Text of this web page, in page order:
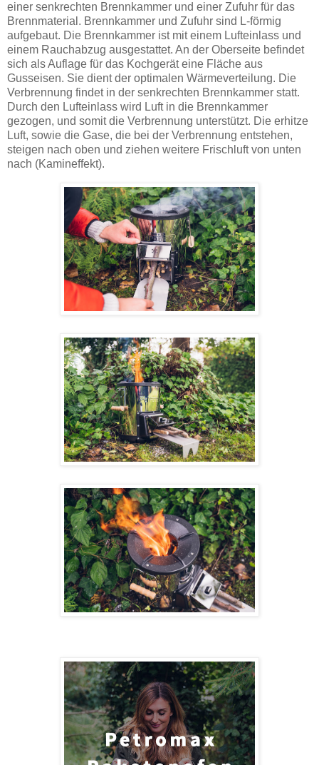
einer senkrechten Brennkammer und einer Zufuhr für das
Brennmaterial. Brennkammer und Zufuhr sind L-förmig
aufgebaut. Die Brennkammer ist mit einem Lufteinlass und
einem Rauchabzug ausgestattet. An der Oberseite befindet
sich als Auflage für das Kochgerät eine Fläche aus
Gusseisen. Sie dient der optimalen Wärmeverteilung. Die
Verbrennung findet in der senkrechten Brennkammer statt.
Durch den Lufteinlass wird Luft in die Brennkammer
gezogen, und somit die Verbrennung unterstützt. Die erhitze
Luft, sowie die Gase, die bei der Verbrennung entstehen,
steigen nach oben und ziehen weitere Frischluft von unten
nach (Kamineffekt).